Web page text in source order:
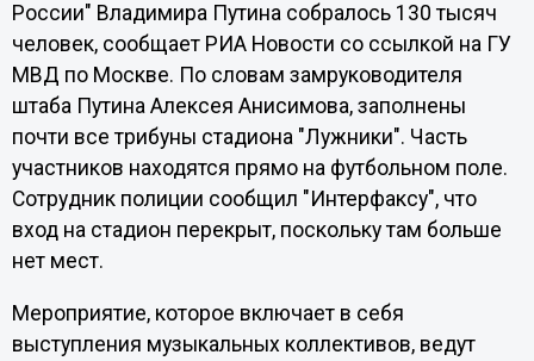
России" Владимира Путина собралось 130 тысяч
человек, сообщает РИА Новости со ссылкой на ГУ
МВД по Москве. По словам замруководителя
штаба Путина Алексея Анисимова, заполнены
почти все трибуны стадиона "Лужники". Часть
участников находятся прямо на футбольном поле.
Сотрудник полиции сообщил "Интерфаксу", что
вход на стадион перекрыт, поскольку там больше
нет мест.
Мероприятие, которое включает в себя
выступления музыкальных коллективов, ведут